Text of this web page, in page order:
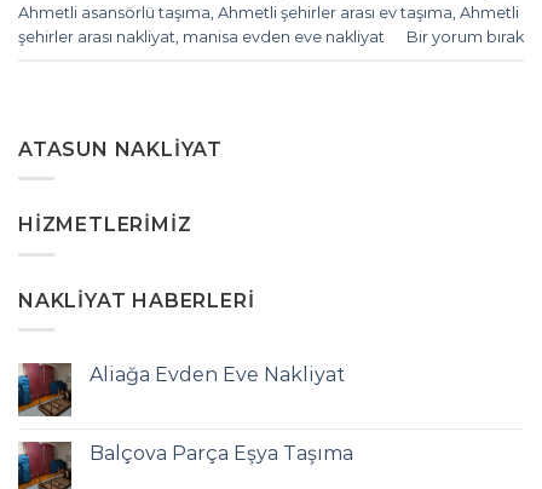
Ahmetli asansörlü taşıma, Ahmetli şehirler arası ev taşıma, Ahmetli
şehirler arası nakliyat, manisa evden eve nakliyat Bir yorum bırak
ATASUN NAKLIYAT
HIZMETLERIMIZ
NAKLIYAT HABERLERI
Aliağa Evden Eve Nakliyat
Balçova Parça Eşya Taşıma